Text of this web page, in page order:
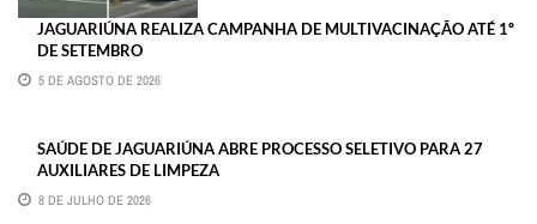
JAGUARIÚNA REALIZA CAMPANHA DE MULTIVACINAÇÃO ATÉ 1º
DE SETEMBRO
5 DE AGOSTO DE 2026
SAÚDE DE JAGUARIÚNA ABRE PROCESSO SELETIVO PARA 27
AUXILIARES DE LIMPEZA
8 DE JULHO DE 2026